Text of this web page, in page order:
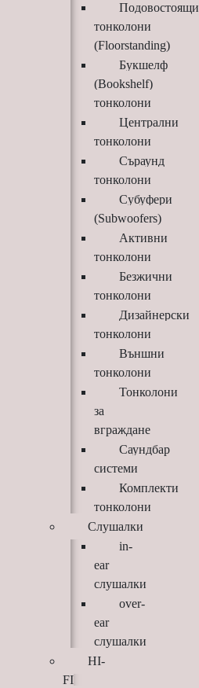
Подовостоящи
тонколони
(Floorstanding)
Букшелф
(Bookshelf)
тонколони
Централни
тонколони
Съраунд
тонколони
Субуфери
(Subwoofers)
Активни
тонколони
Безжични
тонколони
Дизайнерски
тонколони
Външни
тонколони
Тонколони
за
вграждане
Саундбар
системи
Комплекти
тонколони
Слушалки
in-
ear
слушалки
over-
ear
слушалки
HI-
FI